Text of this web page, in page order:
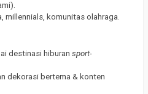
millennials, komunitas olahraga.
destinasi hiburan sport-
dekorasi bertema & konten